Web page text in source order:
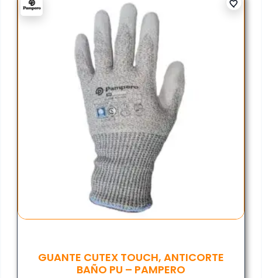
GUANTE CUTEX TOUCH, ANTICORTE
BAÑO PU – PAMPERO